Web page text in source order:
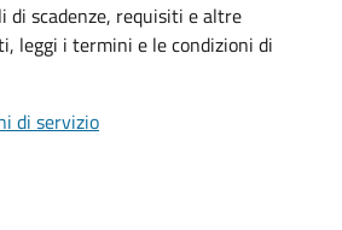
di scadenze, requisiti e altre
leggi i termini e le condizioni di
di servizio